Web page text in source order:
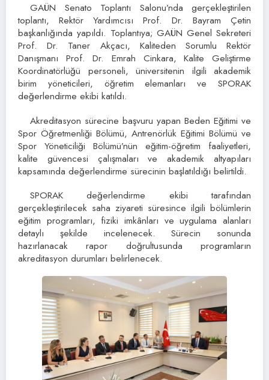
GAÜN Senato Toplantı Salonu’nda gerçekleştirilen
toplantı, Rektör Yardımcısı Prof. Dr. Bayram Çetin
başkanlığında yapıldı. Toplantıya; GAÜN Genel Sekreteri
Prof. Dr. Taner Akçacı, Kaliteden Sorumlu Rektör
Danışmanı Prof. Dr. Emrah Cinkara, Kalite Geliştirme
Koordinatörlüğü personeli, üniversitenin ilgili akademik
birim yöneticileri, öğretim elemanları ve SPORAK
değerlendirme ekibi katıldı.
Akreditasyon sürecine başvuru yapan Beden Eğitimi ve
Spor Öğretmenliği Bölümü, Antrenörlük Eğitimi Bölümü ve
Spor Yöneticiliği Bölümü’nün eğitim-öğretim faaliyetleri,
kalite güvencesi çalışmaları ve akademik altyapıları
kapsamında değerlendirme sürecinin başlatıldığı belirtildi.
SPORAK değerlendirme ekibi tarafından
gerçekleştirilecek saha ziyareti süresince ilgili bölümlerin
eğitim programları, fiziki imkânları ve uygulama alanları
detaylı şekilde incelenecek. Sürecin sonunda
hazırlanacak rapor doğrultusunda programların
akreditasyon durumları belirlenecek.